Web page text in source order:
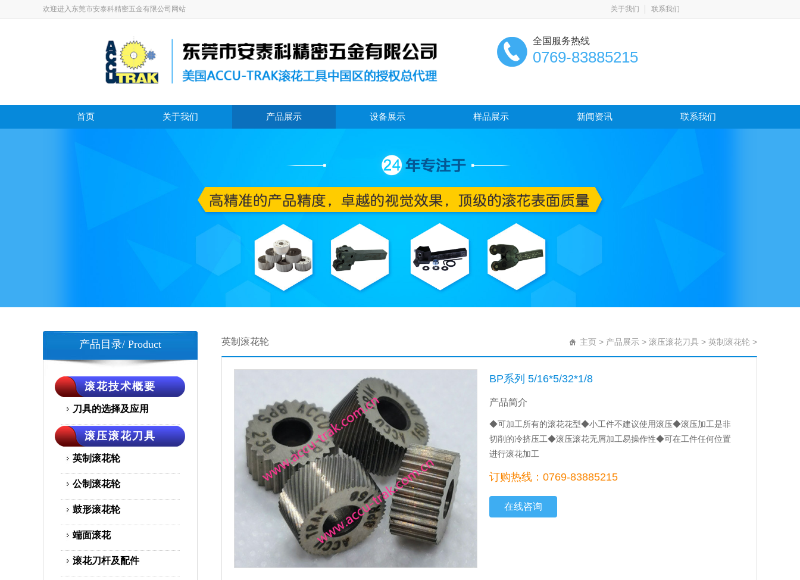
欢迎进入东莞市安泰科精密五金有限公司网站 关于我们 联系我们
全国服务热线
0769-83885215
首页 关于我们 产品展示 设备展示 样品展示 新闻资讯 联系我们
产品目录/ Product
滚花技术概要
刀具的选择及应用
滚压滚花刀具
英制滚花轮
公制滚花轮
鼓形滚花轮
端面滚花
滚花刀杆及配件
英制滚花轮 主页 > 产品展示 > 滚压滚花刀具 > 英制滚花轮 >
BP系列 5/16*5/32*1/8
产品简介
◆可加工所有的滚花花型◆小工件不建议使用滚压◆滚压加工是非
切削的冷挤压工◆滚压滚花无屑加工易操作性◆可在工件任何位置
进行滚花加工
订购热线：0769-83885215
在线咨询